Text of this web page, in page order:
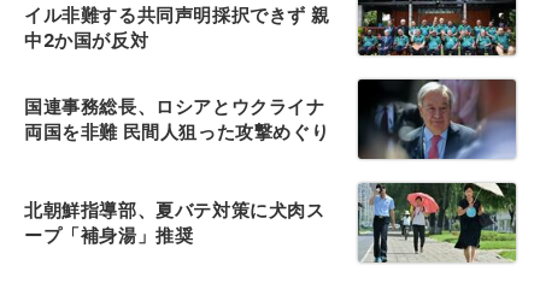
イル非難する共同声明採択できず 親
中2か国が反対
国連事務総長、ロシアとウクライナ
両国を非難 民間人狙った攻撃めぐり
北朝鮮指導部、夏バテ対策に犬肉ス
ープ「補身湯」推奨